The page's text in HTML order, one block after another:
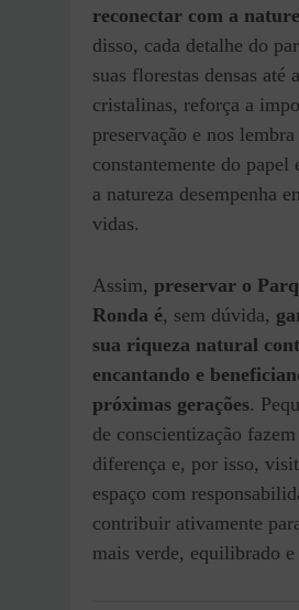
reconectar com a
disso, cada detalhe do
suas florestas densas até
cristalinas, reforça a
preservação e nos lembra
constantemente do papel
a natureza desempenha
vidas.
Assim, preservar o
Ronda é, sem dúvida,
sua riqueza natural
encantando e
próximas gerações.
de conscientização
diferença e, por isso,
espaço com
contribuir ativamente
mais verde, equilibrado e